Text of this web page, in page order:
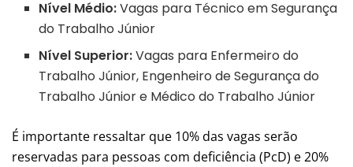
Nível Médio:Vagas para Técnico em Segurança
do Trabalho Júnior
Nível Superior:Vagas para Enfermeiro do
Trabalho Júnior, Engenheiro de Segurança do
Trabalho Júnior e Médico do Trabalho Júnior
É importante ressaltar que 10% das vagas serão
reservadas para pessoas com deficiência (PcD) e 20%